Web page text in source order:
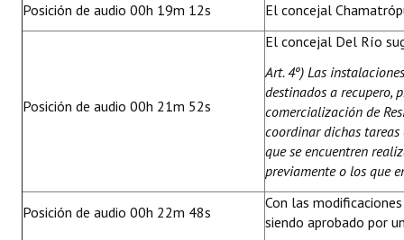
Posición de audio 00h 19m 12s
El concejal
Posición de audio 00h 21m 52s
El concejal Del Río
Art. 4º) Las
destinados a recupero,
comercialización de
coordinar dichas tareas
que se encuentren
previamente o los que
Posición de audio 00h 22m 48s
Con las
siendo aprobado por